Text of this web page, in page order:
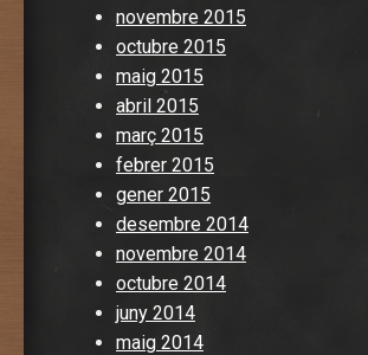
novembre 2015
octubre 2015
maig 2015
abril 2015
març 2015
febrer 2015
gener 2015
desembre 2014
novembre 2014
octubre 2014
juny 2014
maig 2014